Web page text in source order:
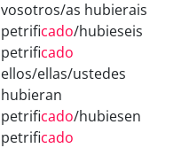
vosotros/as hubierais
petrificado/hubieseis
petrificado
ellos/ellas/ustedes
hubieran
petrificado/hubiesen
petrificado